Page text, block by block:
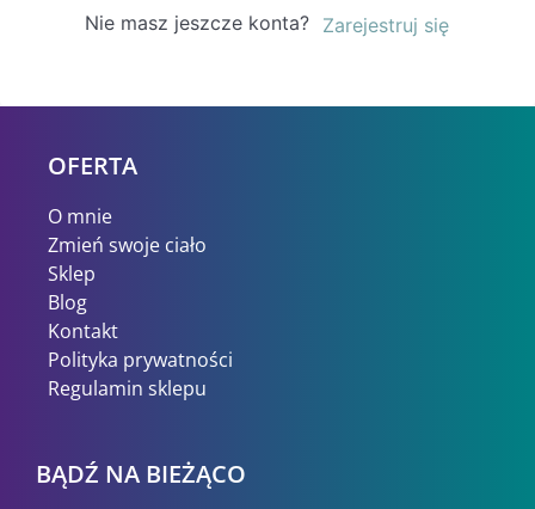
Nie masz jeszcze konta? Zarejestruj się
OFERTA
O mnie
Zmień swoje ciało
Sklep
Blog
Kontakt
Polityka prywatności
Regulamin sklepu
BĄDŹ NA BIEŻĄCO